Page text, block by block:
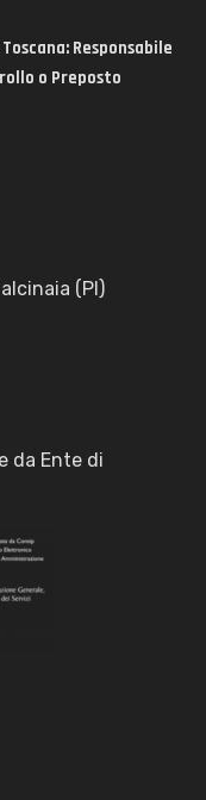
Responsabile
o Preposto
(PI)
da Ente di